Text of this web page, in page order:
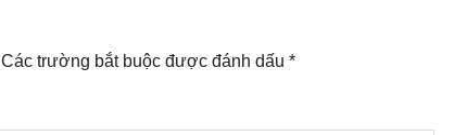
Các trường bắt buộc được đánh dấu *